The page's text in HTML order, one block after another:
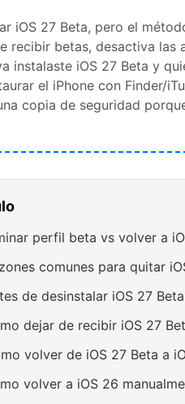
iOS 27 Beta, pero el
recibir betas, desactiva las
instalaste iOS 27 Beta y
el iPhone con Finder/
copia de seguridad
perfil beta vs volver a
comunes para quitar
de desinstalar iOS 27
dejar de recibir iOS 27
volver de iOS 27 Beta a
volver a iOS 26